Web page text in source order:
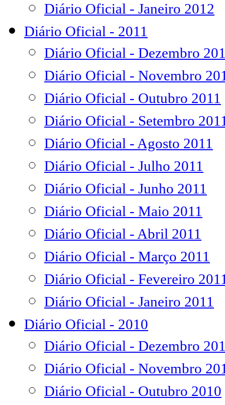
Diário Oficial - Janeiro 2012
Diário Oficial - 2011
Diário Oficial - Dezembro
Diário Oficial - Novembro
Diário Oficial - Outubro 2011
Diário Oficial - Setembro
Diário Oficial - Agosto 2011
Diário Oficial - Julho 2011
Diário Oficial - Junho 2011
Diário Oficial - Maio 2011
Diário Oficial - Abril 2011
Diário Oficial - Março 2011
Diário Oficial - Fevereiro
Diário Oficial - Janeiro 2011
Diário Oficial - 2010
Diário Oficial - Dezembro
Diário Oficial - Novembro
Diário Oficial - Outubro 2010